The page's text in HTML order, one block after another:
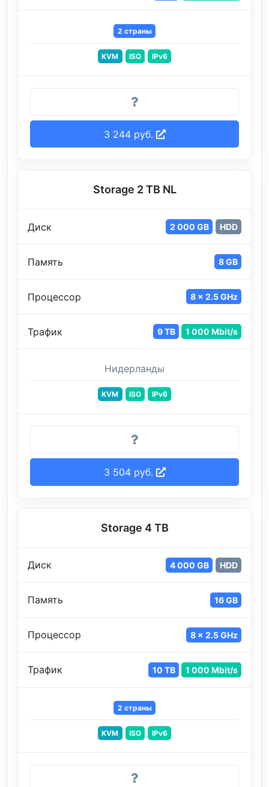
2 страны
KVM ISO IPv6
3 244 руб.
Storage 2 TB NL
Диск 2 000 GB HDD
Память 8 GB
Процессор 8 x 2.5 GHz
Трафик 9 TB 1 000 Mbit/s
Нидерланды
KVM ISO IPv6
3 504 руб.
Storage 4 TB
Диск 4 000 GB HDD
Память 16 GB
Процессор 8 x 2.5 GHz
Трафик 10 TB 1 000 Mbit/s
2 страны
KVM ISO IPv6